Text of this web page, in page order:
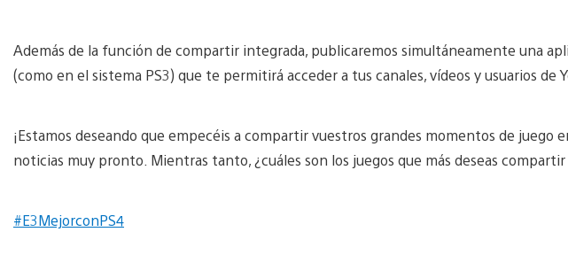
Además de la función de compartir integrada, publicaremos simultáneamente una
(como en el sistema PS3) que te permitirá acceder a tus canales, vídeos y usuarios de
¡Estamos deseando que empecéis a compartir vuestros grandes momentos de juego
noticias muy pronto. Mientras tanto, ¿cuáles son los juegos que más deseas compartir
#E3MejorconPS4